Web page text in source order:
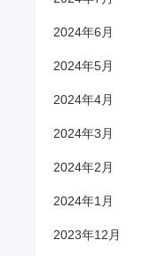
2024年6月
2024年5月
2024年4月
2024年3月
2024年2月
2024年1月
2023年12月